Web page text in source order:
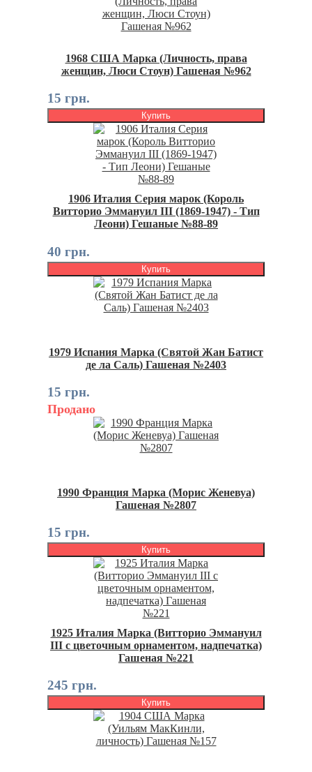
1968 США Марка (Личность, права
женщин, Люси Стоун) Гашеная №962
15 грн.
Купить
1906 Италия Серия марок (Король
Витторио Эммануил III (1869-1947) - Тип
Леони) Гешаные №88-89
40 грн.
Купить
1979 Испания Марка (Святой Жан Батист
де ла Саль) Гашеная №2403
15 грн.
Продано
1990 Франция Марка (Морис Женевуа)
Гашеная №2807
15 грн.
Купить
1925 Италия Марка (Витторио Эммануил
III с цветочным орнаментом, надпечатка)
Гашеная №221
245 грн.
Купить